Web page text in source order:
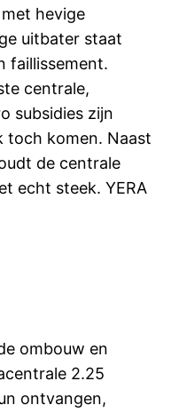
hevige
uitbater staat
faillissement.
centrale,
subsidies zijn
toch komen. Naast
de centrale
echt steek. YERA
ombouw en
2.25
ontvangen,